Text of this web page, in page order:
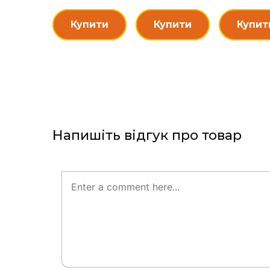
Купити Купити
Напишіть відгук про товар